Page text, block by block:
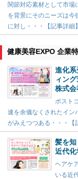
関節対応素材として市場
を背景にそのニーズは今
に対し・・・【記事詳細】
健康美容EXPO 企業
進化
ィング
株式
ポスト
速を余儀なくされたイン
がみえつつある・・・【
髪を
近代
ヘアケ
いる近